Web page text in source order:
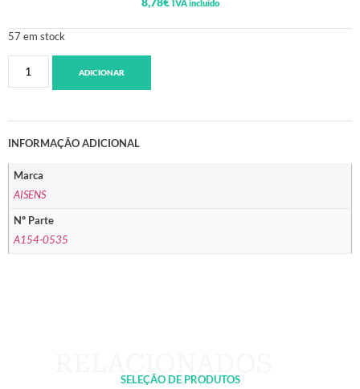
IVA incluido
57 em stock
ADICIONAR
INFORMAÇÃO ADICIONAL
Marca
AISENS
Nº Parte
A154-0535
SELEÇÃO DE PRODUTOS